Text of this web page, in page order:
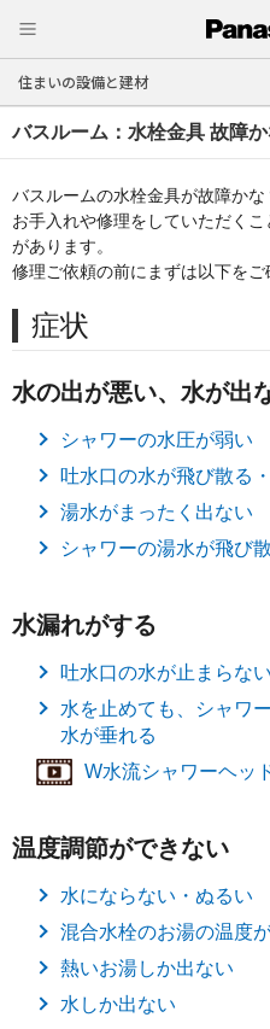
住まいの設備と建材
バスルーム：水栓金具 故障か
バスルームの水栓金具が故障かな
お手入れや修理をしていただく
があります。
修理ご依頼の前にまずは以下をご
症状
水の出が悪い、水が出
シャワーの水圧が弱い
吐水口の水が飛び散る
湯水がまったく出ない
シャワーの湯水が飛び
水漏れがする
吐水口の水が止まらな
水を止めても、シャワ
水が垂れる
W水流シャワーヘッ
温度調節ができない
水にならない・ぬるい
混合水栓のお湯の温度
熱いお湯しか出ない
水しか出ない